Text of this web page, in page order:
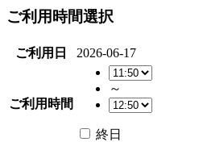
ご利用時間選択
ご利用日 2026-06-17
ご利用時間
～
終日